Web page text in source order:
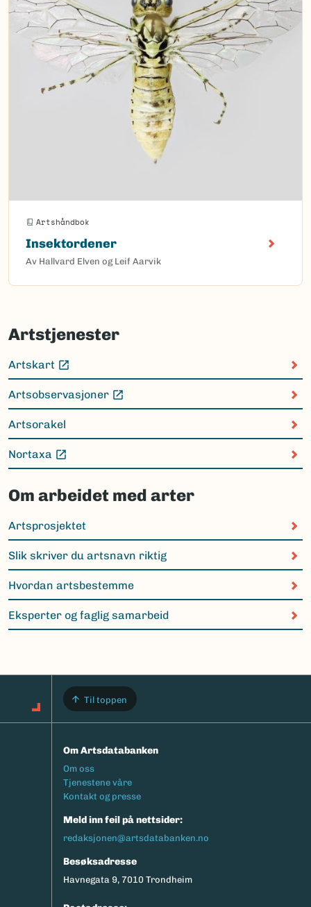
Artshåndbok
Insektordener
Av Hallvard Elven og Leif Aarvik
Artstjenester
Artskart
(Ekstern lenke)
Artsobservasjoner
(Ekstern lenke)
Artsorakel
Nortaxa
(Ekstern lenke)
Om arbeidet med arter
Artsprosjektet
Slik skriver du artsnavn riktig
Hvordan artsbestemme
Eksperter og faglig samarbeid
Til toppen
Om Artsdatabanken
Footermeny
Om oss
Tjenestene våre
Kontakt og presse
Meld inn feil på nettsider:
redaksjonen@artsdatabanken.no
Besøksadresse
Havnegata 9, 7010 Trondheim